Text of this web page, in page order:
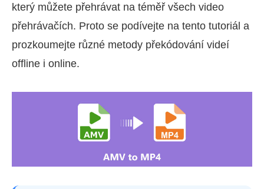
který můžete přehrávat na téměř všech video
přehrávačích. Proto se podívejte na tento tutoriál a
prozkoumejte různé metody překódování videí
offline i online.